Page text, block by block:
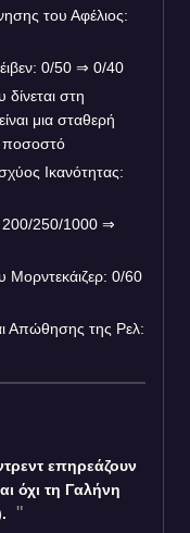
του Αφέλιος:
0/50 ⇒ 0/40
στη
μια σταθερή
ποσοστό
Ικανότητας:
200/250/1000 ⇒
0/60
Απώθησης της Ρελ:
επηρεάζουν
όχι τη Γαλήνη